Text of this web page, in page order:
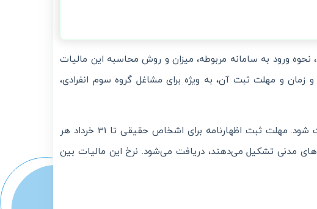
نحوه ورود به سامانه مربوطه، میزان و روش محاسبه این مالیات
زمان و مهلت ثبت آن، به ویژه برای مشاغل گروه سوم انفرادی،
مالیات بر درآمد مشاغل آزاد باید از طریق درگاه ملی مالیات ثبت شود. مهلت ثبت اظهارنامه برای اشخاص حقیقی تا 31 خرداد هر
مدنی تشکیل می‌دهند، دریافت می‌شود. نرخ این مالیات بین